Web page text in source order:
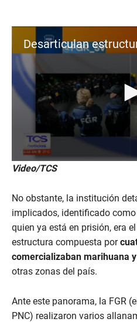
0
s
c
o
n
s
o
f
2
0
s
c
o
n
Video/TCS
No obstante, la institución
implicados, identificado
quien ya está en prisión, era
estructura compuesta por
comercializaban marihuana
otras zonas del país.
Ante este panorama, la FGR
PNC) realizaron varios